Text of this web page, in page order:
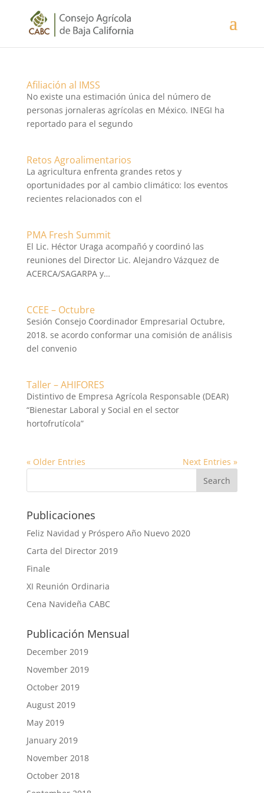
Afiliación al IMSS
No existe una estimación única del número de
personas jornaleras agrícolas en México. INEGI ha
reportado para el segundo
Retos Agroalimentarios
La agricultura enfrenta grandes retos y
oportunidades por al cambio climático: los eventos
recientes relacionados con el
PMA Fresh Summit
El Lic. Héctor Uraga acompañó y coordinó las
reuniones del Director Lic. Alejandro Vázquez de
ACERCA/SAGARPA y…
CCEE – Octubre
Sesión Consejo Coordinador Empresarial Octubre,
2018. se acordo conformar una comisión de análisis
del convenio
Taller – AHIFORES
Distintivo de Empresa Agrícola Responsable (DEAR)
“Bienestar Laboral y Social en el sector
hortofrutícola”
« Older Entries Next Entries »
Publicaciones
Feliz Navidad y Próspero Año Nuevo 2020
Carta del Director 2019
Finale
XI Reunión Ordinaria
Cena Navideña CABC
Publicación Mensual
December 2019
November 2019
October 2019
August 2019
May 2019
January 2019
November 2018
October 2018